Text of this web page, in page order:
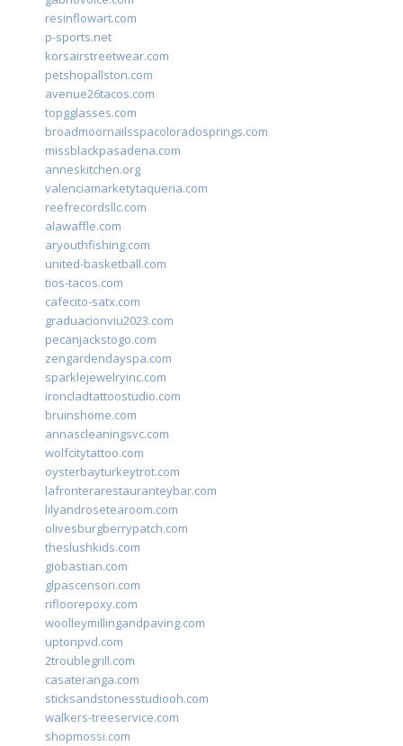
resinflowart.com
p-sports.net
korsairstreetwear.com
petshopallston.com
avenue26tacos.com
topgglasses.com
broadmoornailsspacoloradosprings.com
missblackpasadena.com
anneskitchen.org
valenciamarketytaqueria.com
reefrecordsllc.com
alawaffle.com
aryouthfishing.com
united-basketball.com
tios-tacos.com
cafecito-satx.com
graduacionviu2023.com
pecanjackstogo.com
zengardendayspa.com
sparklejewelryinc.com
ironcladtattoostudio.com
bruinshome.com
annascleaningsvc.com
wolfcitytattoo.com
oysterbayturkeytrot.com
lafronterarestauranteybar.com
lilyandrosetearoom.com
olivesburgberrypatch.com
theslushkids.com
giobastian.com
glpascensori.com
rifloorepoxy.com
woolleymillingandpaving.com
uptonpvd.com
2troublegrill.com
casateranga.com
sticksandstonesstudiooh.com
walkers-treeservice.com
shopmossi.com